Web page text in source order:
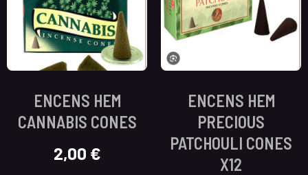
ENCENS HEM
CANNABIS CONES
2,00 €
ENCENS HEM
PRECIOUS
PATCHOULI CONES
X12